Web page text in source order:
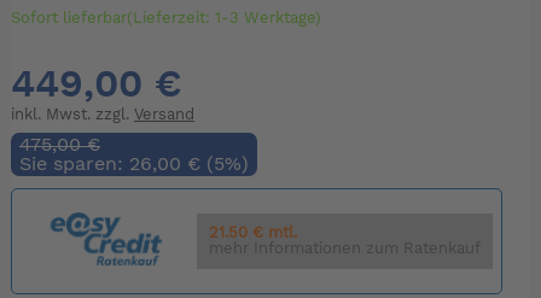
Sofort lieferbar(Lieferzeit: 1-3 Werktage)
449,00 €
inkl. Mwst. zzgl. Versand
475,00 €
Sie sparen: 26,00 € (5%)
21.50 € mtl.
mehr Informationen zum Ratenkauf